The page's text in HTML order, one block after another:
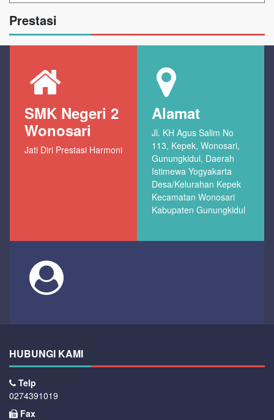
Prestasi
SMK Negeri 2
Wonosari
Jati Diri Prestasi Harmoni
Alamat
Jl. KH Agus Salim No
113, Kepek, Wonosari,
Gunungkidul, Daerah
Istimewa Yogyakarta
Desa/Kelurahan Kepek
Kecamatan Wonosari
Kabupaten Gunungkidul
HUBUNGI KAMI
Telp
0274391019
Fax